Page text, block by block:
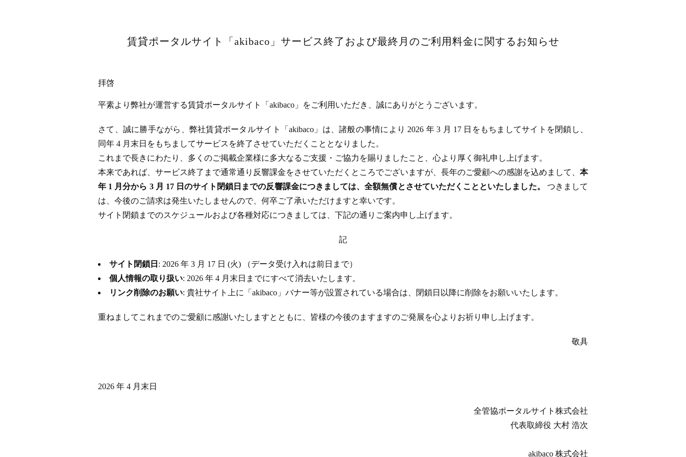
賃貸ポータルサイト「akibaco」サービス終了および最終月のご利用料金に関するお知らせ
拝啓
平素より弊社が運営する賃貸ポータルサイト「akibaco」をご利用いただき、誠にありがとうございます。
さて、誠に勝手ながら、弊社賃貸ポータルサイト「akibaco」は、諸般の事情により 2026 年 3 月 17 日をもちましてサイトを閉鎖し、
同年 4 月末日をもちましてサービスを終了させていただくこととなりました。
これまで長きにわたり、多くのご掲載企業様に多大なるご支援・ご協力を賜りましたこと、心より厚く御礼申し上げます。
本来であれば、サービス終了まで通常通り反響課金をさせていただくところでございますが、長年のご愛顧への感謝を込めまして、 本
年 1 月分から 3 月 17 日のサイト閉鎖日までの反響課金につきましては、全額無償とさせていただくことといたしました。 つきまして
は、今後のご請求は発生いたしませんので、何卒ご了承いただけますと幸いです。
サイト閉鎖までのスケジュールおよび各種対応につきましては、下記の通りご案内申し上げます。
記
サイト閉鎖日 : 2026 年 3 月 17 日 (火) （データ受け入れは前日まで）
個人情報の取り扱い: 2026 年 4 月末日までにすべて消去いたします。
リンク削除のお願い: 貴社サイト上に「akibaco」バナー等が設置されている場合は、閉鎖日以降に削除をお願いいたします。
重ねましてこれまでのご愛顧に感謝いたしますとともに、皆様の今後のますますのご発展を心よりお祈り申し上げます。
敬具
2026 年 4 月末日
全管協ポータルサイト株式会社
代表取締役 大村 浩次
akibaco 株式会社